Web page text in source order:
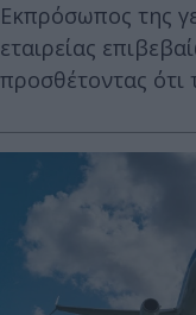
Εκπρόσωπος της
εταιρείας
προσθέτοντας